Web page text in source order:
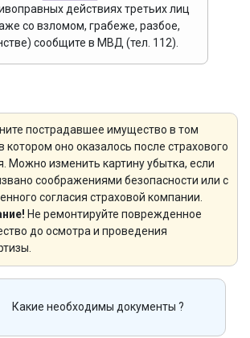
действиях третьих лиц
со взломом, грабеже, разбое,
сообщите в МВД (тел. 112).
пострадавшее имущество в том
котором оно оказалось после страхового
Можно изменить картину убытка, если
соображениями безопасности или с
согласия страховой компании.
Не ремонтируйте поврежденное
до осмотра и проведения
Какие необходимы документы ?